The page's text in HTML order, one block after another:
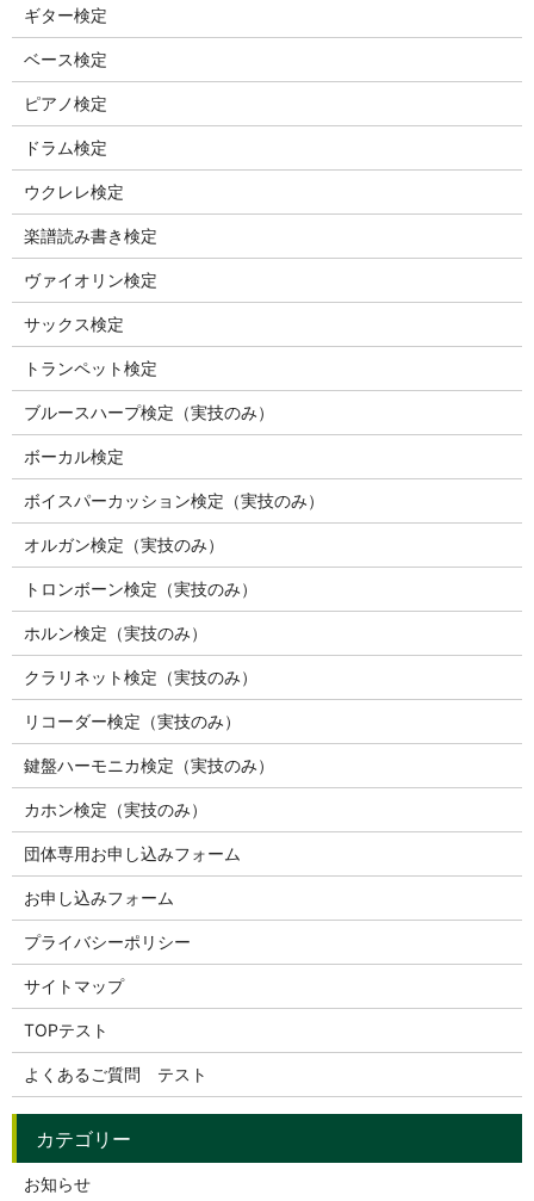
ギター検定
ベース検定
ピアノ検定
ドラム検定
ウクレレ検定
楽譜読み書き検定
ヴァイオリン検定
サックス検定
トランペット検定
ブルースハープ検定（実技のみ）
ボーカル検定
ボイスパーカッション検定（実技のみ）
オルガン検定（実技のみ）
トロンボーン検定（実技のみ）
ホルン検定（実技のみ）
クラリネット検定（実技のみ）
リコーダー検定（実技のみ）
鍵盤ハーモニカ検定（実技のみ）
カホン検定（実技のみ）
団体専用お申し込みフォーム
お申し込みフォーム
プライバシーポリシー
サイトマップ
TOPテスト
よくあるご質問 テスト
お知らせ